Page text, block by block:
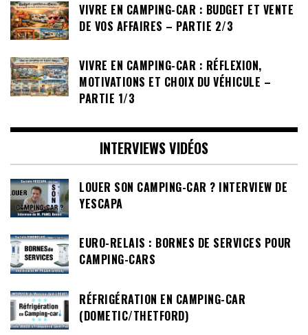
VIVRE EN CAMPING-CAR : BUDGET ET VENTE
DE VOS AFFAIRES – PARTIE 2/3
VIVRE EN CAMPING-CAR : RÉFLEXION,
MOTIVATIONS ET CHOIX DU VÉHICULE –
PARTIE 1/3
INTERVIEWS VIDÉOS
LOUER SON CAMPING-CAR ? INTERVIEW DE
YESCAPA
EURO-RELAIS : BORNES DE SERVICES POUR
CAMPING-CARS
RÉFRIGÉRATION EN CAMPING-CAR
(DOMETIC/THETFORD)